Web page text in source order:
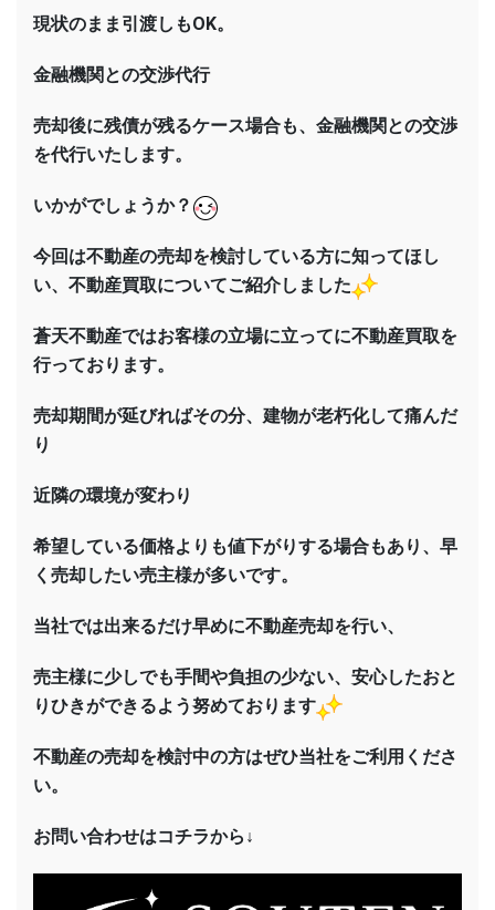
現状のまま引渡しもOK。
金融機関との交渉代行
売却後に残債が残るケース場合も、金融機関との交渉
を代行いたします。
いかがでしょうか？
今回は不動産の売却を検討している方に知ってほし
い、不動産買取についてご紹介しました
蒼天不動産ではお客様の立場に立ってに不動産買取を
行っております。
売却期間が延びればその分、建物が老朽化して痛んだ
り
近隣の環境が変わり
希望している価格よりも値下がりする場合もあり、早
く売却したい売主様が多いです。
当社では出来るだけ早めに不動産売却を行い、
売主様に少しでも手間や負担の少ない、安心したおと
りひきができるよう努めております
不動産の売却を検討中の方はぜひ当社をご利用くださ
い。
お問い合わせはコチラから↓